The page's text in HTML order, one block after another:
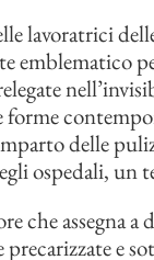
lavoratrici
emblematico
forme
delle
ospedali, un
che assegna
precarizzate e